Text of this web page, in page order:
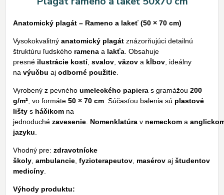
Anatomický plagát – Rameno a lakeť (50 × 70 cm)
Vysokokvalitný anatomický plagát znázorňujúci detailnú
štruktúru ľudského ramena a lakťa . Obsahuje
presné ilustrácie kostí, svalov väzov a kĺbov , ideálny
na výučbu aj odborné použitie
Vyrobený z pevného umeleckého papiera s gramážou 200
g/m² , vo formáte 50 × 70 cm . Súčasťou balenia sú plastové
lišty s háčikom na
jednoduché zavesenie Nomenklatúra v nemeckom a
jazyku
Vhodný pre: zdravotnícke
školy ambulancie fyzioterapeutov masérov aj študentov
medicíny
Výhody produktu: